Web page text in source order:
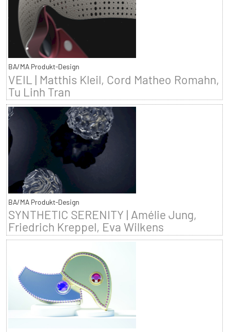
BA/MA Produkt-Design
VEIL | Matthis Kleil, Cord Matheo Romahn,
Tu Linh Tran
BA/MA Produkt-Design
SYNTHETIC SERENITY | Amélie Jung,
Friedrich Kreppel, Eva Wilkens